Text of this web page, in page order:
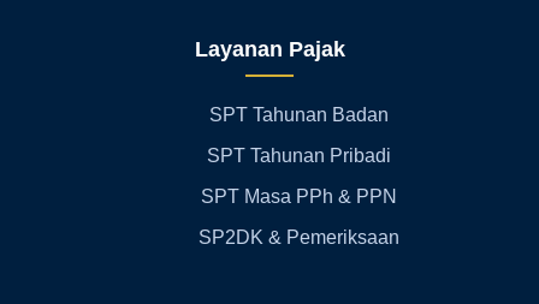
Layanan Pajak
SPT Tahunan Badan
SPT Tahunan Pribadi
SPT Masa PPh & PPN
SP2DK & Pemeriksaan